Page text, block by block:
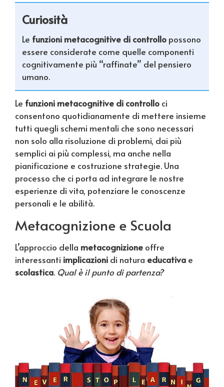
Curiosità
Le funzioni metacognitive di controllo possono
essere considerate come quelle componenti
cognitivamente più “raffinate” del pensiero
umano.
Le funzioni metacognitive di controllo ci
consentono quotidianamente di mettere insieme
tutti quegli schemi mentali che sono necessari
non solo alla risoluzione di problemi, dai più
semplici ai più complessi, ma anche nella
pianificazione e costruzione strategie. Una
processo che ci porta ad integrare le nostre
esperienze di vita, potenziare le conoscenze
personali e le abilità.
Metacognizione e Scuola
L’approccio della metacognizione offre
interessanti implicazioni di natura educativa e
scolastica. Qual è il punto di partenza?